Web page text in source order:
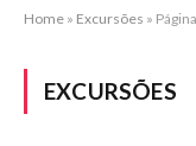
Home » Excursões »
EXCURSÕES